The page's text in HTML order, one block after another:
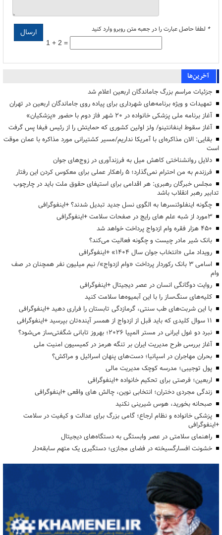
* لطفا حاصل عبارت را در جعبه متن روبرو وارد کنید
1 + 2 =
آخرین‌ها
جزئیات مراسم بزرگ جاماندگان اربعین اعلام شد
تمهیدات و ویژه برنامه‌های شهرداری برای پیاده روی جاماندگان اربعین در تهران
آغاز برنامه ملی پزشکی خانواده در ۲۰ شهر فاز دوم با حضور «پزشکیان»
آغاز سقوط اینفانتینو/ ولز اولین کشوری که حمایتش را از رئیس فیفا پس گرفت
بقایی: الان مذاکره‌ای با آمریکا نداریم/مسیر کشتیرانی مورد مذاکره با عمان موقت
است
دلایل روانشناختی کاهش میل به فرزندآوری در زوج‌های جوان
فرزندم به من احترام نمی‌گذارد؛ ۵ راهکار عملی برای معکوس کردن این رفتار
مجلس خبرگان رهبری: هر اقدامی برای استیفای حقوق ملت باید در چارچوب
تدابیر رهبر انقلاب باشد
چگونه اینفلوئنسرها به الگوی نسل جدید تبدیل شدند؟ +اینفوگرافی
3مورد از شبه علم های رایج در صفحات سلامت +اینفوگرافی
۴۵۰ هزار فقره وام ازدواج پرداخت خواهد شد
بانک شیر مادر چیست و چگونه فعالیت می‌کند؟
رویداد ملی «انتخاب جوان سال ۱۴۰۴» +اینفوگرافی
اسامی ۳ بانک رکوردار پرداخت «وام ازدواج»/ نیم میلیون نفر همچنان در صف
وام
روایت دوگانگی انسان در عصر دیجیتال +اینفوگرافی
کلیه‌های سنگ‌ساز را با این آبمیوه‌ها سلامت کنید
با این شربت‌های طب سنتی، گرمازدگی تابستان را فراری دهید +اینفوگرافی
۱۱ سوال کلیدی که باید قبل از ازدواج از همسر آینده‌تان بپرسید +اینفوگرافی
نبرد دو غول ایرانی در مستر المپیا ۲۰۲۶؛ بهروز تابانی شگفتی‌ساز می‌شود؟
آغاز بررسی طرح مدیریت ایران بر تنگه هرمز در کمیسیون امنیت ملی
بحران مهاجران در اسپانیا؛ دست‌های پنهان اسرائیل و مراکش؟
پول توجیبی؛ مدرسه کوچک مدیریت مالی
اربعین؛ فرصتی برای تحکیم خانواده +اینفوگرافی
زندگی مجردی دختران؛ انتخابی نوین، چالش های واقعی +اینفوگرافی
صبحانه بخورید، هوس شیرینی نکنید
پزشکی خانواده و نظام ارجاع؛ گامی بزرگ برای عدالت و کیفیت در سلامت
+اینفوگرافی
راهنمای سلامتی در عصر وابستگی به دستگاه‌های دیجیتال
خشونت افسارگسیخته در فضای مجازی؛ دستگیری یک متهم سابقه‌دار